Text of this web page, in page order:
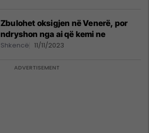
Zbulohet oksigjen në Venerë, por
ndryshon nga ai që kemi ne
Shkencë 11/11/2023